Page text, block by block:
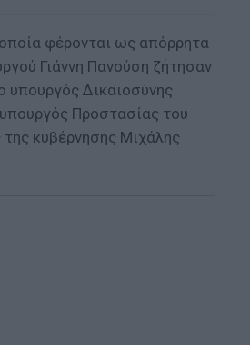
φέρονται ως απόρρητα
Γιάννη Πανούση ζήτησαν
υπουργός Δικαιοσύνης
Προστασίας του
κυβέρνησης Μιχάλης